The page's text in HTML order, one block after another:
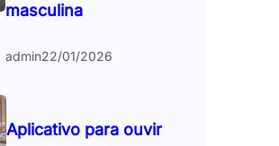
masculina
admin22/01/2026
Aplicativo para ouvir